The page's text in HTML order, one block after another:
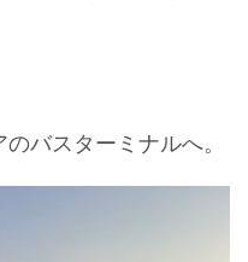
バスターミナルへ。